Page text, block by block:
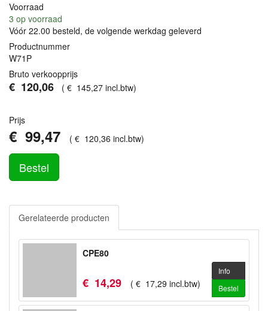
Voorraad
3 op voorraad
Vóór 22.00 besteld, de volgende werkdag geleverd
Productnummer
W71P
Bruto verkoopprijs
€ 120,06 ( € 145,27 incl.btw)
Prijs
€ 99,47 ( € 120,36 incl.btw)
Bestel
Gerelateerde producten
CPE80
€ 14,29 ( € 17,29 incl.btw)
Info
Bestel